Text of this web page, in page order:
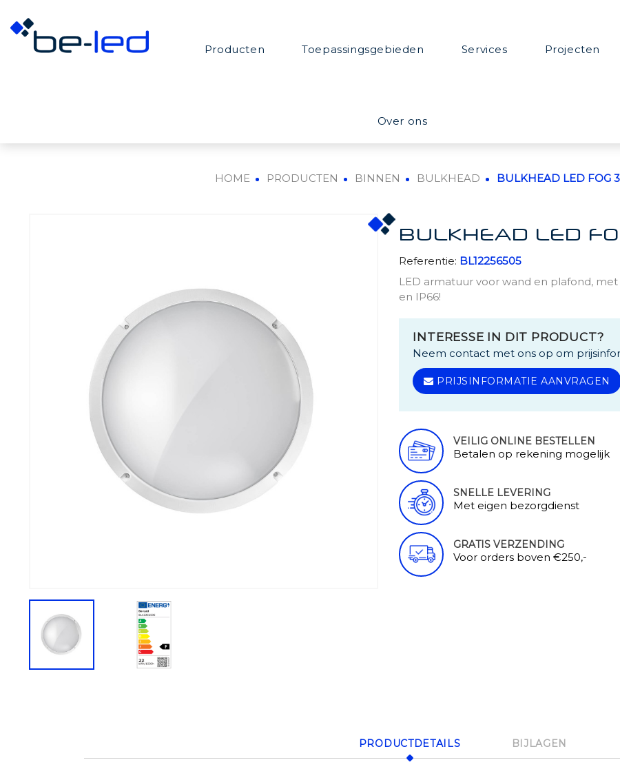
Producten Toepassingsgebieden Services Projecten
Over ons
HOME PRODUCTEN BINNEN BULKHEAD BULKHEAD LED FOG
BULKHEAD LED
Referentie: BL12256505
LED armatuur voor wand en plafond,
en IP66!
INTERESSE IN DIT PRODUCT?
Neem contact met ons op om
PRIJSINFORMATIE AANVRAGEN
VEILIG ONLINE BESTELLEN
Betalen op rekening mogelijk
SNELLE LEVERING
Met eigen bezorgdienst
GRATIS VERZENDING
Voor orders boven €250,-
PRODUCTDETAILS BIJLAGEN